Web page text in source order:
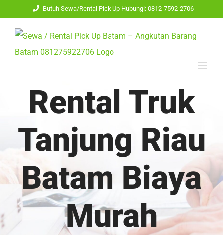
content
Butuh Sewa/Rental Pick Up Hubungi: 0812-7592-2706
Rental Truk
Tanjung Riau
Batam Biaya
Murah